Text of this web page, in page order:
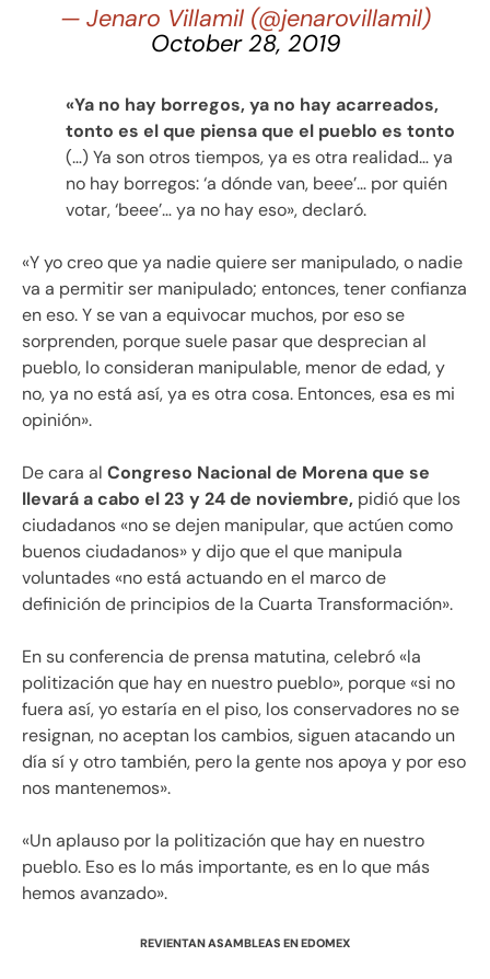
— Jenaro Villamil (@jenarovillamil)
October 28, 2019
«Ya no hay borregos, ya no hay acarreados,
tonto es el que piensa que el pueblo es tonto
(…) Ya son otros tiempos, ya es otra realidad… ya
no hay borregos: ‘a dónde van, beee’… por quién
votar, ‘beee’… ya no hay eso», declaró.
«Y yo creo que ya nadie quiere ser manipulado, o nadie
va a permitir ser manipulado; entonces, tener confianza
en eso. Y se van a equivocar muchos, por eso se
sorprenden, porque suele pasar que desprecian al
pueblo, lo consideran manipulable, menor de edad, y
no, ya no está así, ya es otra cosa. Entonces, esa es mi
opinión».
De cara al Congreso Nacional de Morena que se
llevará a cabo el 23 y 24 de noviembre, pidió que los
ciudadanos «no se dejen manipular, que actúen como
buenos ciudadanos» y dijo que el que manipula
voluntades «no está actuando en el marco de
definición de principios de la Cuarta Transformación».
En su conferencia de prensa matutina, celebró «la
politización que hay en nuestro pueblo», porque «si no
fuera así, yo estaría en el piso, los conservadores no se
resignan, no aceptan los cambios, siguen atacando un
día sí y otro también, pero la gente nos apoya y por eso
nos mantenemos».
«Un aplauso por la politización que hay en nuestro
pueblo. Eso es lo más importante, es en lo que más
hemos avanzado».
REVIENTAN ASAMBLEAS EN EDOMEX